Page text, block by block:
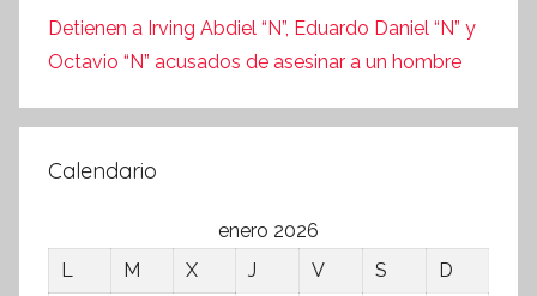
Detienen a Irving Abdiel “N”, Eduardo Daniel “N” y
Octavio “N” acusados de asesinar a un hombre
Calendario
enero 2026
L
M X J V S
D